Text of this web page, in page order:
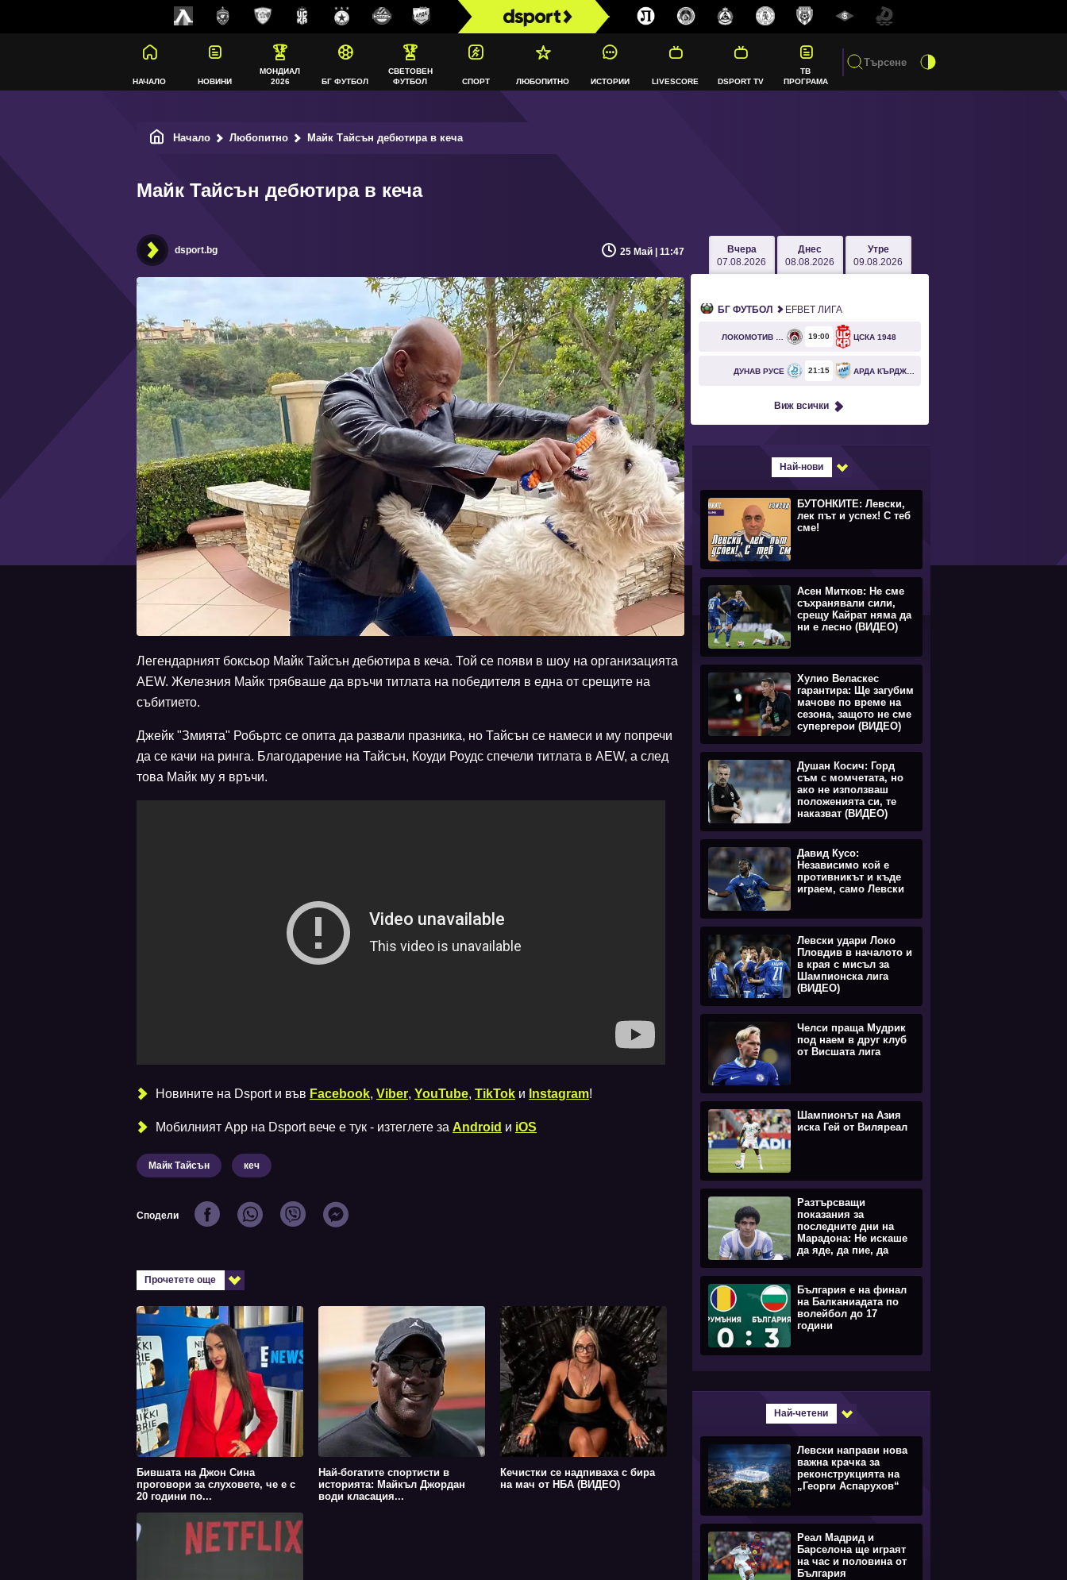
НАЧАЛО НОВИНИ
МОНДИАЛ
2026
БГ ФУТБОЛ
СВЕТОВЕН
ФУТБОЛ
СПОРТ ЛЮБОПИТНО ИСТОРИИ LIVESCORE DSPORT TV
ТВ
ПРОГРАМА
Начало Любопитно Майк Тайсън дебютира в кеча
Майк Тайсън дебютира в кеча
dsport.bg 25 Май | 11:47
Легендарният боксьор Майк Тайсън дебютира в кеча. Той се появи в шоу на организацията
AEW. Железния Майк трябваше да връчи титлата на победителя в една от срещите на
събитието.
Джейк "Змията" Робъртс се опита да развали празника, но Тайсън се намеси и му попречи
да се качи на ринга. Благодарение на Тайсън, Коуди Роудс спечели титлата в AEW, a след
това Майк му я връчи.
Новините на Dsport и във Facebook, Viber, YouTube, TikTok и Instagram!
Мобилният Аpp на Dsport вече е тук - изтеглете за Android и iOS
Майк Тайсън кеч
Сподели
Прочетете още
Бившата на Джон Сина
проговори за слуховете, че е с
20 години по...
Най-богатите спортисти в
историята: Майкъл Джордан
води класация...
Кечистки се надпиваха с бира
на мач от НБА (ВИДЕО)
Вчера
07.08.2026
Днес
08.08.2026
Утре
09.08.2026
БГ ФУТБОЛ EFBET ЛИГА
19 00 ЦСКА 1948
ДУНАВ РУСЕ 21 15
Виж всички
Най-нови
БУТОНКИТЕ: Левски,
лек път и успех! С теб
сме!
Асен Митков: Не сме
съхранявали сили,
срещу Кайрат няма да
ни е лесно (ВИДЕО)
Хулио Веласкес
гарантира: Ще загубим
мачове по време на
сезона, защото не сме
супергерои (ВИДЕО)
Душан Косич: Горд
съм с момчетата, но
ако не използваш
положенията си, те
наказват (ВИДЕО)
Давид Кусо:
Независимо кой е
противникът и къде
играем, само Левски
Левски удари Локо
Пловдив в началото и
в края с мисъл за
Шампионска лига
(ВИДЕО)
Челси праща Мудрик
под наем в друг клуб
от Висшата лига
Шампионът на Азия
иска Гей от Виляреал
Разтърсващи
показания за
последните дни на
Марадона: Не искаше
да яде, да пие, да
България е на финал
на Балканиадата по
волейбол до 17
години
Най-четени
Левски направи нова
важна крачка за
реконструкцията на
„Георги Аспарухов“
Реал Мадрид и
Барселона ще играят
на час и половина от
България